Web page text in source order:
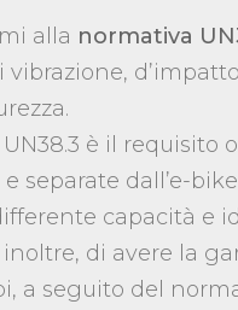
alla normativa
è il
separate dall’e-
capacità e
di avere la
a seguito del